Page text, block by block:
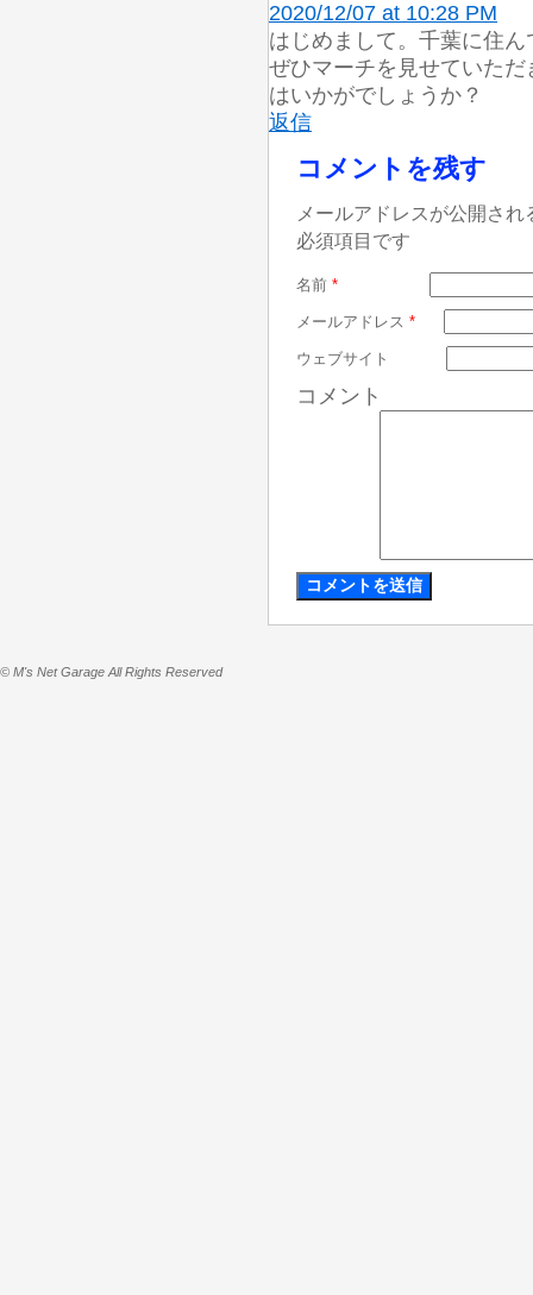
2020/12/07 at 10:28 PM
はじめまして。千葉に住
ぜひマーチを見せていた
はいかがでしょうか？
返信
コメントを残す
メールアドレスが公開さ
必須項目です
名前 *
メールアドレス *
ウェブサイト
コメント
© M's Net Garage All Rights Reserved